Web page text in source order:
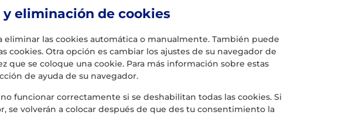
eliminación de cookies
las cookies automática o manualmente. También puede
cookies. Otra opción es cambiar los ajustes de su navegador de
que se coloque una cookie. Para más información sobre estas
de ayuda de su navegador.
funcionar correctamente si se deshabilitan todas las cookies. Si
se volverán a colocar después de que des tu consentimiento la